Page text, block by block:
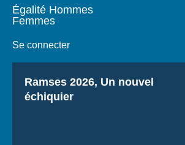
Égalité Hommes
Femmes
Se connecter
Titre
Ramses 2026, Un nouvel
échiquier